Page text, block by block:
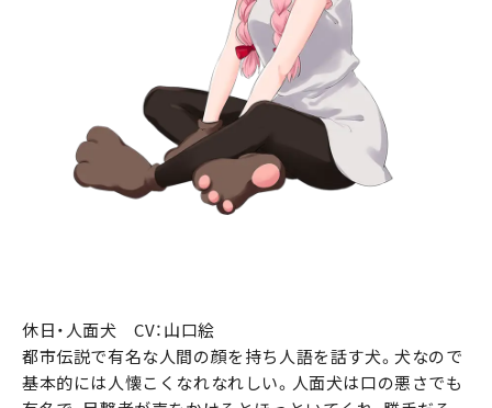
休日・人面犬 CV：山口絵
都市伝説で有名な人間の顔を持ち人語を話す犬。犬なので
基本的には人懐こくなれなれしい。人面犬は口の悪さでも